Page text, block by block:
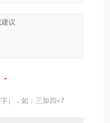
），如：三加四=7